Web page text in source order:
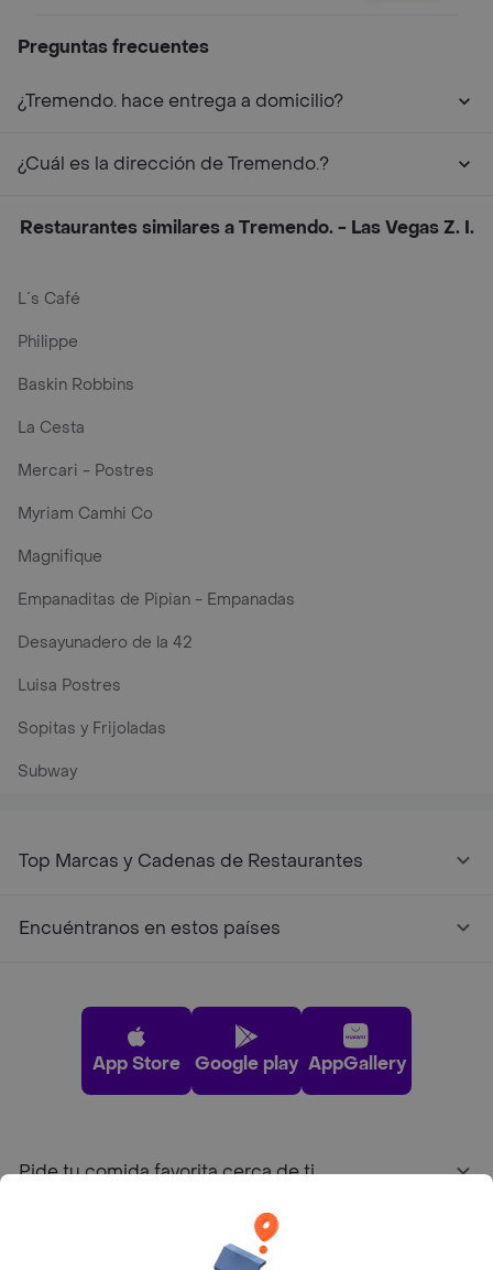
Preguntas frecuentes
¿Tremendo. hace entrega a domicilio?
¿Cuál es la dirección de Tremendo.?
Restaurantes similares a Tremendo. - Las Vegas Z. I.
L´s Café
Philippe
Baskin Robbins
La Cesta
Mercari - Postres
Myriam Camhi Co
Magnifique
Empanaditas de Pipian - Empanadas
Desayunadero de la 42
Luisa Postres
Sopitas y Frijoladas
Subway
Top Marcas y Cadenas de Restaurantes
Encuéntranos en estos países
App Store Google play AppGallery
Pide tu comida favorita cerca de ti